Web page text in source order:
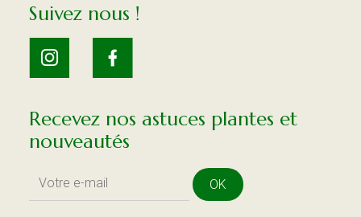
Suivez nous !
Recevez nos astuces plantes et
nouveautés
OK